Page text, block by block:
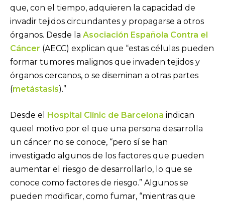
que, con el tiempo, adquieren la capacidad de
invadir tejidos circundantes y propagarse a otros
órganos. Desde la Asociación Española Contra el
Cáncer (AECC) explican que “estas células pueden
formar tumores malignos que invaden tejidos y
órganos cercanos, o se diseminan a otras partes
(metástasis).”
Desde el Hospital Clínic de Barcelona indican
queel motivo por el que una persona desarrolla
un cáncer no se conoce, “pero sí se han
investigado algunos de los factores que pueden
aumentar el riesgo de desarrollarlo, lo que se
conoce como factores de riesgo.” Algunos se
pueden modificar, como fumar, “mientras que